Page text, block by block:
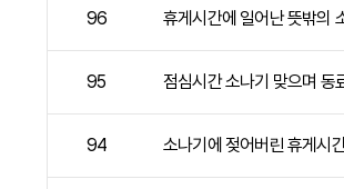
96 휴게시간에 일어난 뜻밖의
95 점심시간 소나기 맞으며 동
94 소나기에 젖어버린 휴게시